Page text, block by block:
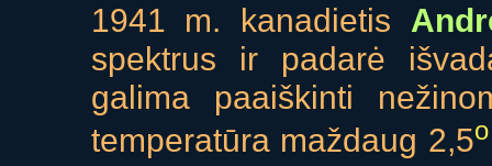
1941 m. kanadietis
spektrus ir padarė
galima paaiškinti
temperatūra maždaug 2,5o